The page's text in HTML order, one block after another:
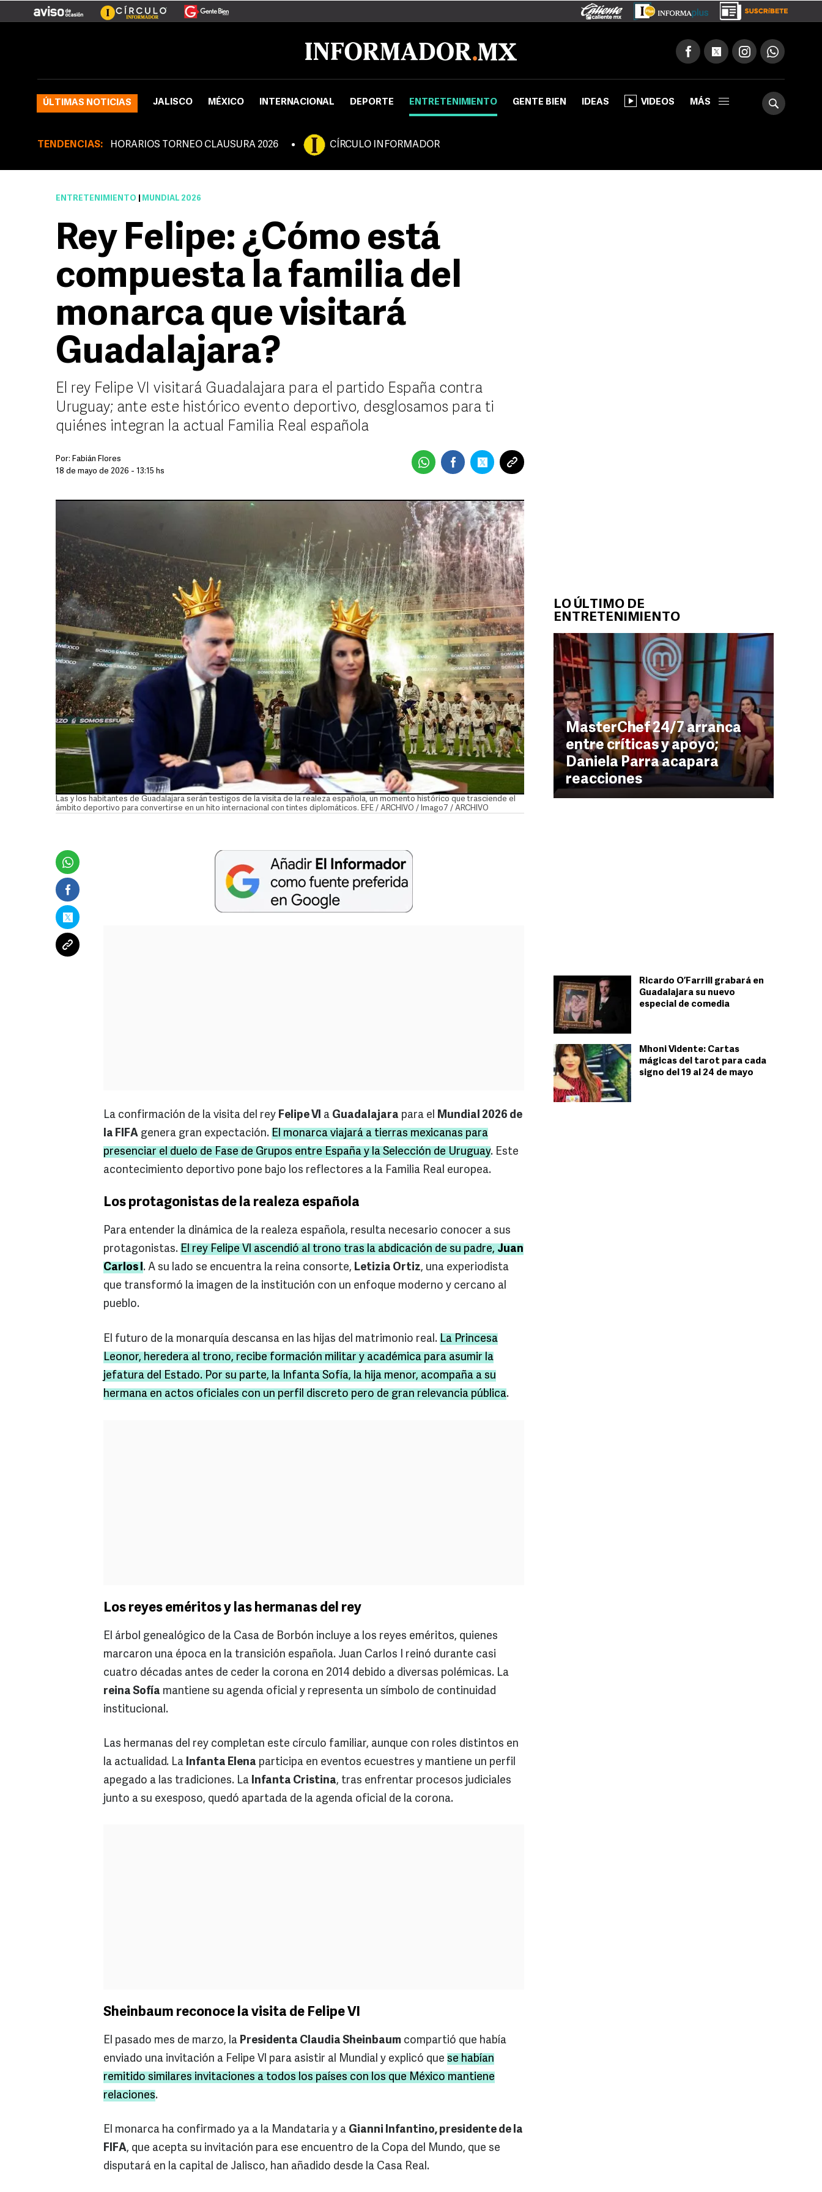
ÚLTIMAS NOTICIAS JALISCO MÉXICO INTERNACIONAL DEPORTE ENTRETENIMIENTO GENTE BIEN IDEAS VIDEOS MÁS
TENDENCIAS: HORARIOS TORNEO CLAUSURA 2026 CÍRCULO INFORMADOR
LO ÚLTIMO DE
ENTRETENIMIENTO
MasterChef 24/7 arranca
entre críticas y apoyo;
Daniela Parra acapara
reacciones
Ricardo O’Farrill grabará en
Guadalajara su nuevo
especial de comedia
Mhoni Vidente: Cartas
mágicas del tarot para cada
signo del 19 al 24 de mayo
ENTRETENIMIENTO MUNDIAL 2026
Rey Felipe: ¿Cómo está
compuesta la familia del
monarca que visitará
Guadalajara?
El rey Felipe VI visitará Guadalajara para el partido España contra
Uruguay; ante este histórico evento deportivo, desglosamos para ti
quiénes integran la actual Familia Real española
Por: Fabián Flores
18 de mayo de 2026 - 13:15 hs
Las y los habitantes de Guadalajara serán testigos de la visita de la realeza española, un momento histórico que trasciende el
ámbito deportivo para convertirse en un hito internacional con tintes diplomáticos. EFE / ARCHIVO / Imago7 / ARCHIVO
La confirmación de la visita del rey Felipe VI a Guadalajara para el Mundial 2026 de
la FIFA genera gran expectación. El monarca viajará a tierras mexicanas para
presenciar el duelo de Fase de Grupos entre España y la Selección de Uruguay. Este
acontecimiento deportivo pone bajo los reflectores a la Familia Real europea.
Los protagonistas de la realeza española
Para entender la dinámica de la realeza española, resulta necesario conocer a sus
protagonistas. El rey Felipe VI ascendió al trono tras la abdicación de su padre, Juan
Carlos I. A su lado se encuentra la reina consorte, Letizia Ortiz, una experiodista
que transformó la imagen de la institución con un enfoque moderno y cercano al
pueblo.
El futuro de la monarquía descansa en las hijas del matrimonio real. La Princesa
Leonor, heredera al trono, recibe formación militar y académica para asumir la
jefatura del Estado. Por su parte, la Infanta Sofía, la hija menor, acompaña a su
hermana en actos oficiales con un perfil discreto pero de gran relevancia pública.
Los reyes eméritos y las hermanas del rey
El árbol genealógico de la Casa de Borbón incluye a los reyes eméritos, quienes
marcaron una época en la transición española. Juan Carlos I reinó durante casi
cuatro décadas antes de ceder la corona en 2014 debido a diversas polémicas. La
reina Sofía mantiene su agenda oficial y representa un símbolo de continuidad
institucional.
Las hermanas del rey completan este círculo familiar, aunque con roles distintos en
la actualidad. La Infanta Elena participa en eventos ecuestres y mantiene un perfil
apegado a las tradiciones. La Infanta Cristina, tras enfrentar procesos judiciales
junto a su exesposo, quedó apartada de la agenda oficial de la corona.
Sheinbaum reconoce la visita de Felipe VI
El pasado mes de marzo, la Presidenta Claudia Sheinbaum compartió que había
enviado una invitación a Felipe VI para asistir al Mundial y explicó que se habían
remitido similares invitaciones a todos los países con los que México mantiene
relaciones.
El monarca ha confirmado ya a la Mandataria y a Gianni Infantino, presidente de la
FIFA, que acepta su invitación para ese encuentro de la Copa del Mundo, que se
disputará en la capital de Jalisco, han añadido desde la Casa Real.